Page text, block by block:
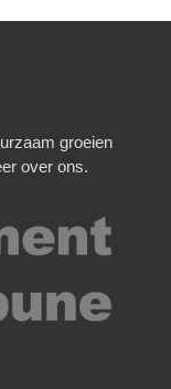
groeien
over ons.